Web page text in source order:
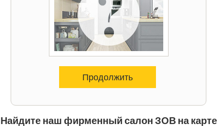
Продолжить
Найдите наш фирменный салон ЗОВ на карте